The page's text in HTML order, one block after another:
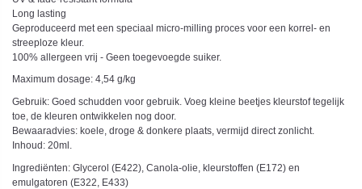
Long lasting
Geproduceerd met een speciaal micro-milling proces voor een korrel- en
streeploze kleur.
100% allergeen vrij - Geen toegevoegde suiker.
Maximum dosage: 4,54 g/kg
Gebruik: Goed schudden voor gebruik. Voeg kleine beetjes kleurstof tegelijk
toe, de kleuren ontwikkelen nog door.
Bewaaradvies: koele, droge & donkere plaats, vermijd direct zonlicht.
Inhoud: 20ml.
Ingrediënten: Glycerol (E422), Canola-olie, kleurstoffen (E172) en
emulgatoren (E322, E433)